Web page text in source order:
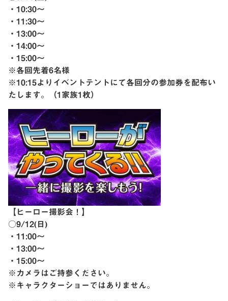
・10:30〜
・11:30〜
・13:00〜
・14:00〜
・15:00〜
※各回先着6名様
※10:15よりイベントテントにて各回分の参加券を配布い
たします。（1家族1枚）
【ヒーロー撮影会！】
○9/12(日)
・11:00〜
・13:00〜
・15:00〜
※カメラはご持参ください。
※キャラクターショーではありません。